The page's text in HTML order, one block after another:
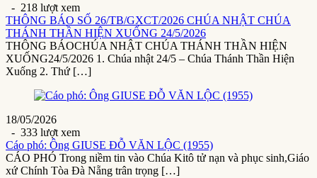
- 218 lượt xem
THÔNG BÁO SỐ 26/TB/GXCT/2026 CHÚA NHẬT CHÚA
THÁNH THẦN HIỆN XUỐNG 24/5/2026
THÔNG BÁOCHÚA NHẬT CHÚA THÁNH THẦN HIỆN
XUỐNG24/5/2026 1. Chúa nhật 24/5 – Chúa Thánh Thần Hiện
Xuống 2. Thứ […]
18/05/2026
- 333 lượt xem
Cáo phó: Ông GIUSE ĐỖ VĂN LỘC (1955)
CÁO PHÓ Trong niềm tin vào Chúa Kitô tử nạn và phục sinh,Giáo
xứ Chính Tòa Đà Nẵng trân trọng […]